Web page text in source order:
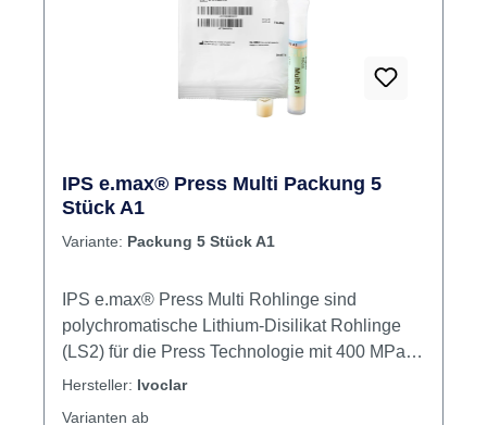
IPS e.max® Press Multi Packung 5
Stück A1
Variante: Packung 5 Stück A1
IPS e.max® Press Multi Rohlinge sind
polychromatische Lithium-Disilikat Rohlinge
(LS2) für die Press Technologie mit 400 MPa
Biegfestigkeit zur Herstellung von
Hersteller: Ivoclar
Varianten ab